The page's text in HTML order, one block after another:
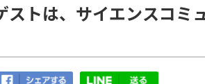
ストは、サイエンスコ